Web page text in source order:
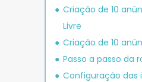
Criação de 10
Livre
Criação de 10
Passo a passo da
Configuração das